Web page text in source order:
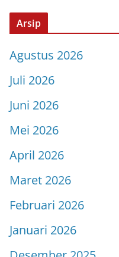
Arsip
Agustus 2026
Juli 2026
Juni 2026
Mei 2026
April 2026
Maret 2026
Februari 2026
Januari 2026